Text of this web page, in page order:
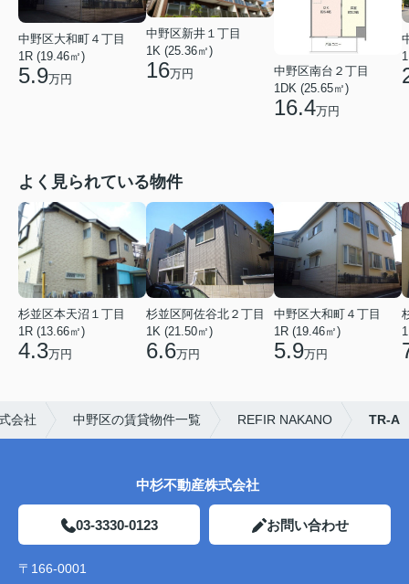
中野区大和町４丁目
1R (19.46㎡)
5.9万円
中野区新井１丁目
1K (25.36㎡)
16万円
中野区南台２丁目
1DK (25.65㎡)
16.4万円
よく見られている物件
杉並区本天沼１丁目
1R (13.66㎡)
4.3万円
杉並区阿佐谷北２丁目
1K (21.50㎡)
6.6万円
中野区大和町４丁目
1R (19.46㎡)
5.9万円
会社 中野区の賃貸物件一覧 REFIR NAKANO TR-A
中杉不動産株式会社
03-3330-0123 お問い合わせ
〒166-0001